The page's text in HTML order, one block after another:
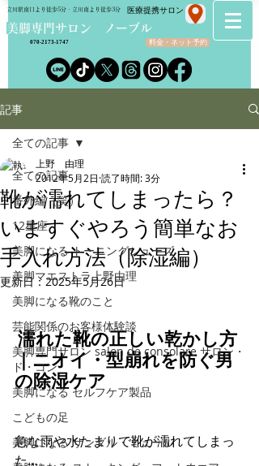
​美脚専門サロン ノーブル
立川駅南口より徒歩5分・立川南より徒歩3分
料金・ネット予約
070-2173-1747
​医療提携サロン
記事
全ての記事
番外編（笑）
12星座
美脚になる トーニングシューズ
美脚マエストラ上野由理
美脚になる靴のこと
芸能関係のお客様体験談
美脚専門サロン salon de consolare サロン・
ド・コン
美脚になる セルフケア製品
こどもの足
美脚になる サンダル・ミュール
全ての記事
靴が濡れてしまったら？
いますぐやろう簡単なお
手入れ方法（除湿編）
上野 由理
2012年5月2日 読了時間: 3分
更新日：2025年5月26日
濡れた靴の正しい乾かし方
｜ニオイ・型崩れを防ぐ男
の除湿ケア
急な雨や水たまりで靴が濡れてしまっ
た…。